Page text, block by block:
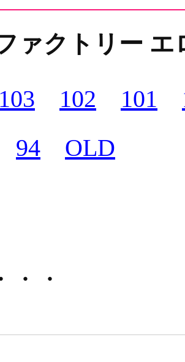
ァクトリー
103 102 101
94 OLD
・・